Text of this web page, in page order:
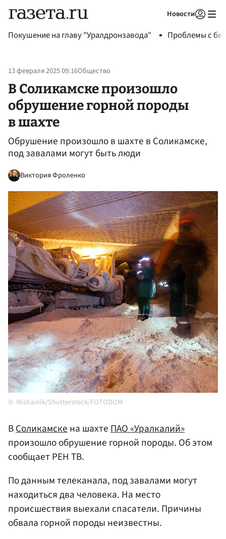
Новости
Покушение на главу "Уралдронзавода" Проблемы с
13 февраля 2025 09:16Общество
В Соликамске произошло
обрушение горной породы
в шахте
Обрушение произошло в шахте в Соликамске,
под завалами могут быть люди
Виктория Фроленко
Mishainik/Shutterstock/FOTODOM
ВСоликамскена шахтеПАО «Уралкалий»
произошло обрушение горной породы. Об этом
сообщает РЕН ТВ.
По данным телеканала, под завалами могут
находиться два человека. На место
происшествия выехали спасатели. Причины
обвала горной породы неизвестны.